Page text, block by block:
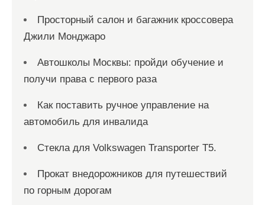
Просторный салон и багажник кроссовера
Джили Монджаро
Автошколы Москвы: пройди обучение и
получи права с первого раза
Как поставить ручное управление на
автомобиль для инвалида
Стекла для Volkswagen Transporter T5.
Прокат внедорожников для путешествий
по горным дорогам